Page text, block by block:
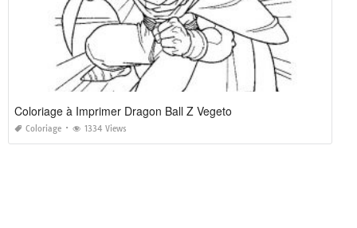
Coloriage à Imprimer Dragon Ball Z Vegeto
Coloriage 1334 Views